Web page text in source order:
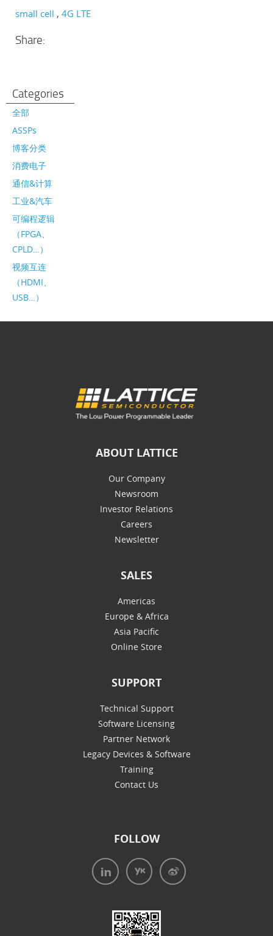
small cell 4G LTE
Share:
Categories
全部
ASSPs
博客分类
消费电子
通信&计算
工业&汽车
可编程逻辑
（FPGA、
CPLD…）
视频互连
（HDMI、
USB…）
ABOUT LATTICE
Our Company
Newsroom
Investor Relations
Careers
Newsletter
SALES
Americas
Europe & Africa
Asia Pacific
Online Store
SUPPORT
Technical Support
Software Licensing
Partner Network
Legacy Devices & Software
Training
Contact Us
FOLLOW